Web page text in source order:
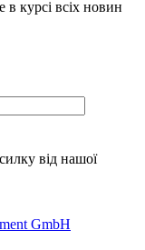
в курсі всіх новин
від нашої